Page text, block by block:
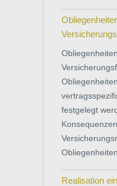
festgelegt
Realisation